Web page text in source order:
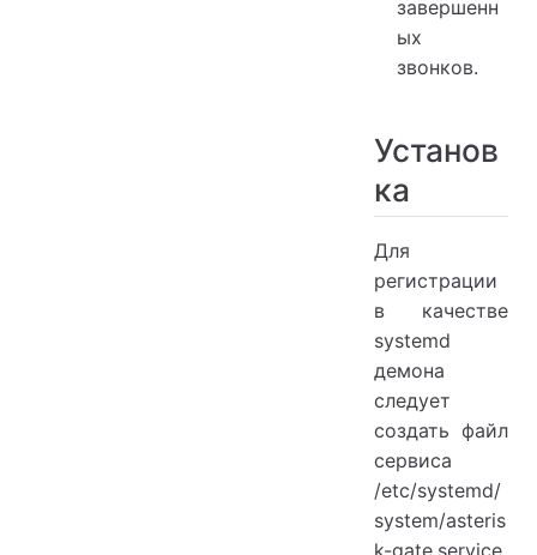
завершенн
ых
звонков.
Установ
ка
Для
регистрации
в качестве
systemd
демона
следует
создать файл
сервиса
/etc/systemd/
system/asteris